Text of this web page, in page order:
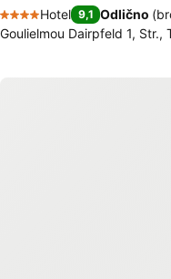
4 Zvezdice
Hotel 9,1 Odlično (
Goulielmou Dairpfeld 1,